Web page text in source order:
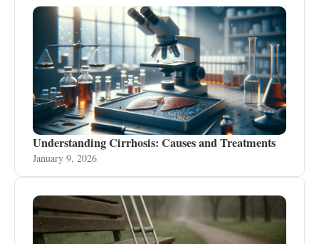
Understanding Cirrhosis: Causes and Treatments
January 9, 2026